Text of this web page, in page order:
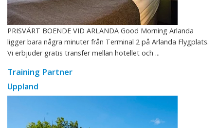
PRISVÄRT BOENDE VID ARLANDA Good Morning Arlanda
ligger bara några minuter från Terminal 2 på Arlanda Flygplats.
Vi erbjuder gratis transfer mellan hotellet och ...
Training Partner
Uppland